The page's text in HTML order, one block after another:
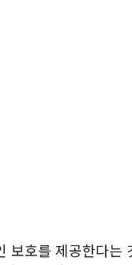
보호를 제공한다는